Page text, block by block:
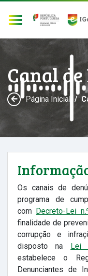
Canal
Página Inicial
Os canais de
programa de
com Decreto-Lei
finalidade de
corrupção e
disposto na Lei
estabelece o
Denunciantes de